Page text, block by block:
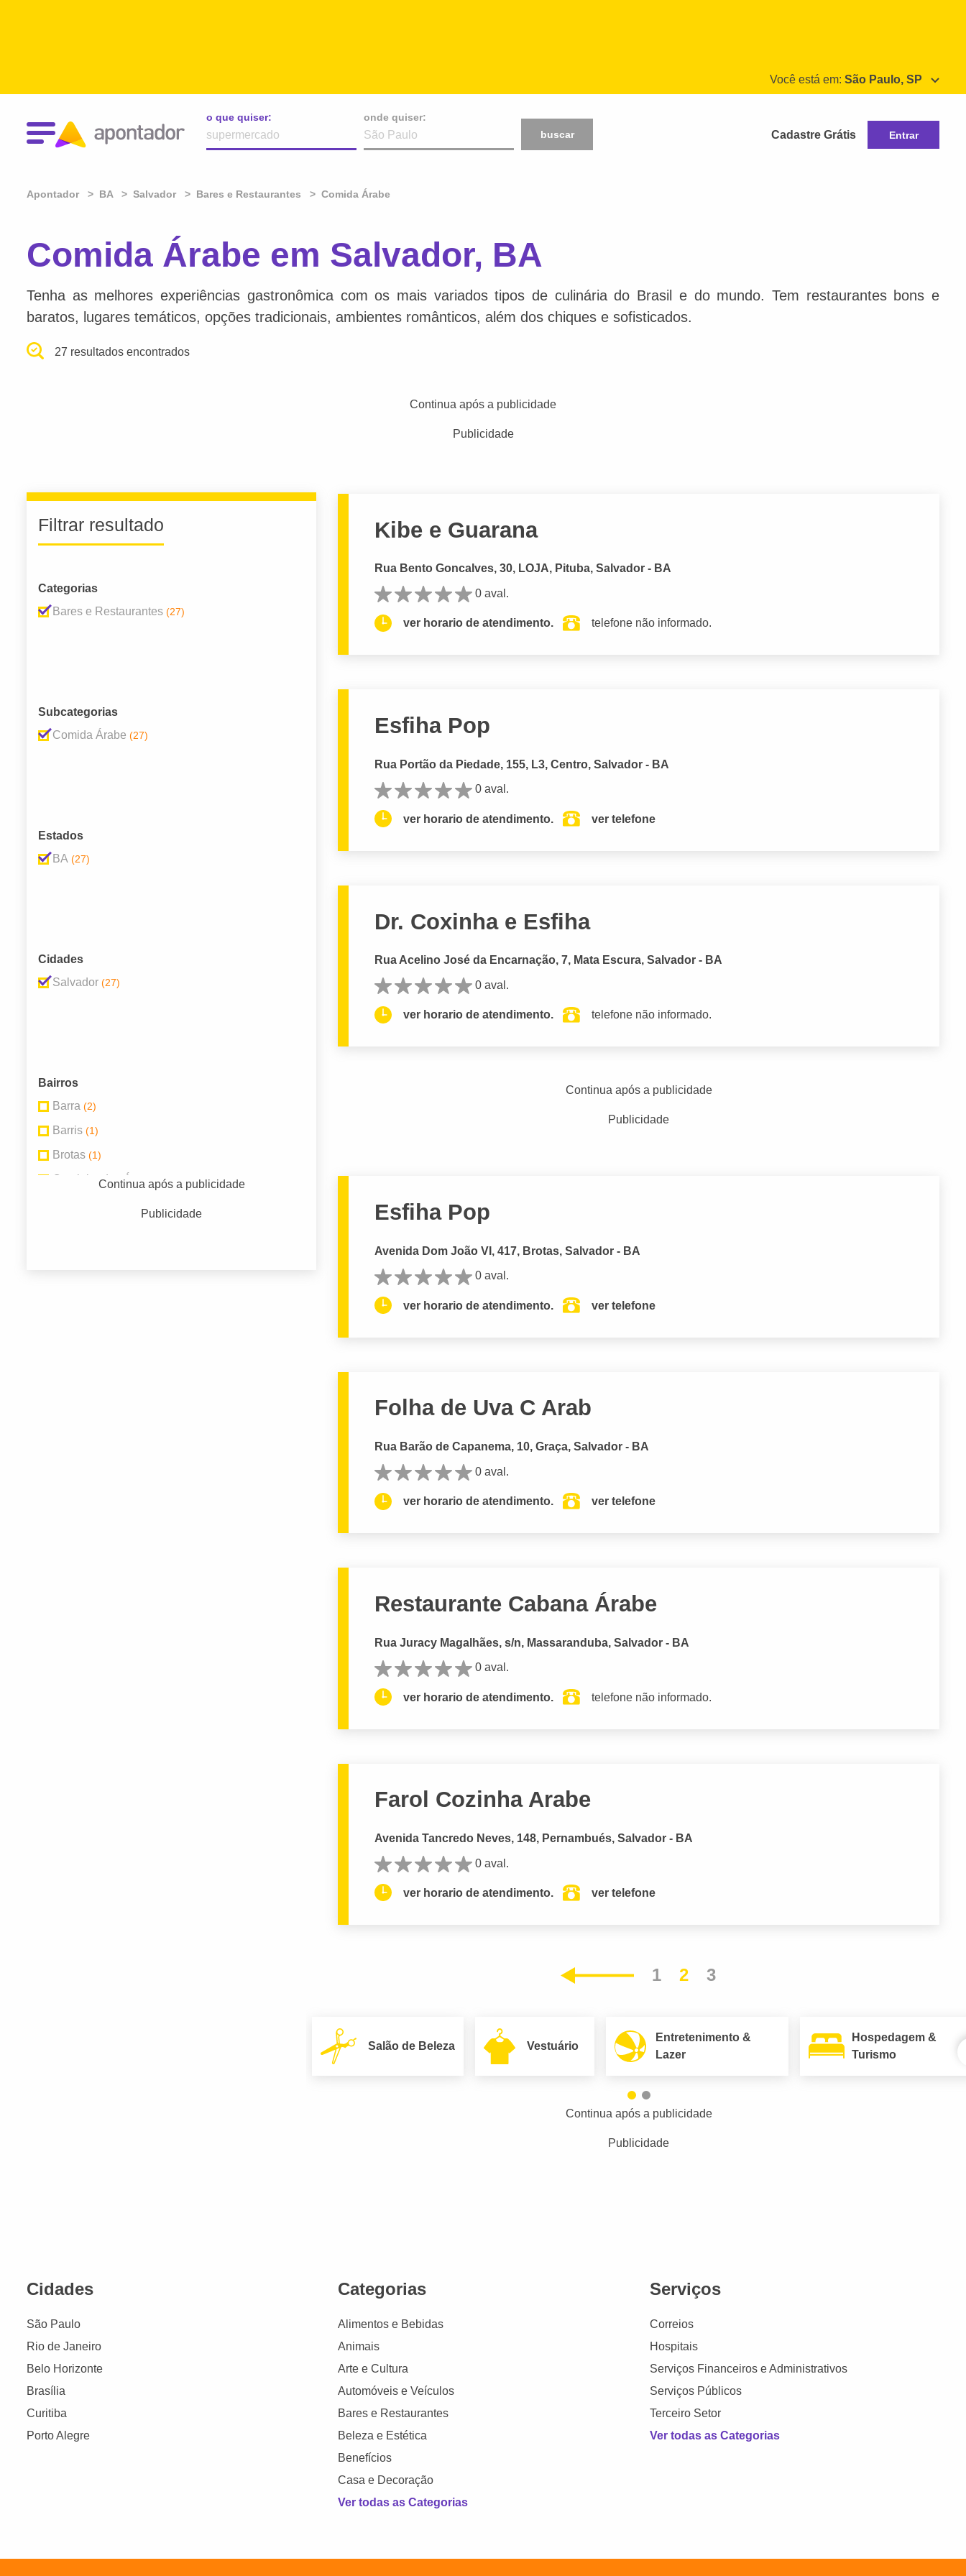
Você está em: São Paulo, SP
o que quiser:
onde quiser:
buscar
Cadastre Grátis Entrar
Apontador BA Salvador Bares e Restaurantes Comida Árabe
Comida Árabe em Salvador, BA
Tenha as melhores experiências gastronômica com os mais variados tipos de culinária do Brasil e do mundo. Tem restaurantes bons e
baratos, lugares temáticos, opções tradicionais, ambientes românticos, além dos chiques e sofisticados.
27 resultados encontrados
Continua após a publicidade
Publicidade
Filtrar resultado
Categorias
Bares e Restaurantes (27)
Subcategorias
Comida Árabe (27)
Estados
BA (27)
Cidades
Salvador (27)
Bairros
Barra (2)
Barris (1)
Brotas (1)
Caminho das Árvores(2)
Continua após a publicidade
Publicidade
Kibe e Guarana
Rua Bento Goncalves, 30, LOJA, Pituba, Salvador - BA
0 aval.
ver horario de atendimento. telefone não informado.
Esfiha Pop
Rua Portão da Piedade, 155, L3, Centro, Salvador - BA
0 aval.
ver horario de atendimento. ver telefone
Dr. Coxinha e Esfiha
Rua Acelino José da Encarnação, 7, Mata Escura, Salvador - BA
0 aval.
ver horario de atendimento. telefone não informado.
Continua após a publicidade
Publicidade
Esfiha Pop
Avenida Dom João VI, 417, Brotas, Salvador - BA
0 aval.
ver horario de atendimento. ver telefone
Folha de Uva C Arab
Rua Barão de Capanema, 10, Graça, Salvador - BA
0 aval.
ver horario de atendimento. ver telefone
Restaurante Cabana Árabe
Rua Juracy Magalhães, s/n, Massaranduba, Salvador - BA
0 aval.
ver horario de atendimento. telefone não informado.
Farol Cozinha Arabe
Avenida Tancredo Neves, 148, Pernambués, Salvador - BA
0 aval.
ver horario de atendimento. ver telefone
Anterior 1 2 3
Salão de Beleza Vestuário
Entretenimento &
Lazer
Hospedagem &
Turismo
Continua após a publicidade
Publicidade
Cidades
São Paulo
Rio de Janeiro
Belo Horizonte
Brasília
Curitiba
Porto Alegre
Categorias
Alimentos e Bebidas
Animais
Arte e Cultura
Automóveis e Veículos
Bares e Restaurantes
Beleza e Estética
Benefícios
Casa e Decoração
Ver todas as Categorias
Serviços
Correios
Hospitais
Serviços Financeiros e Administrativos
Serviços Públicos
Terceiro Setor
Ver todas as Categorias